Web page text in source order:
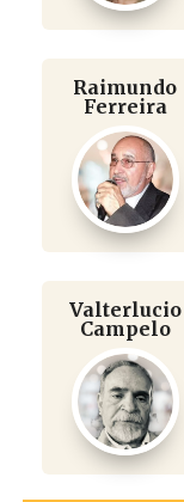
Raimundo
Ferreira
Valterlucio
Campelo